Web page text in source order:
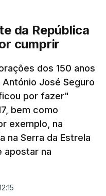
da República
cumprir
dos 150 anos
José Seguro
por fazer"
bem como
exemplo, na
na Serra da Estrela
apostar na